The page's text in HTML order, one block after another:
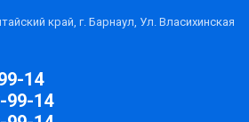
край, г. Барнаул, Ул. Власихинская
14
99-14